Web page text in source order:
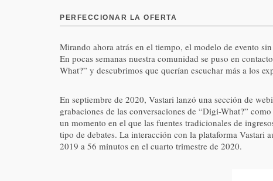
PERFECCIONAR LA OFERTA
Mirando ahora atrás en el tiempo, el modelo de evento
En pocas semanas nuestra comunidad se puso en
What?” y descubrimos que querían escuchar más a los
En septiembre de 2020, Vastari lanzó una sección de
grabaciones de las conversaciones de “Digi-What?”
un momento en el que las fuentes tradicionales de
tipo de debates. La interacción con la plataforma Vastari
2019 a 56 minutos en el cuarto trimestre de 2020.